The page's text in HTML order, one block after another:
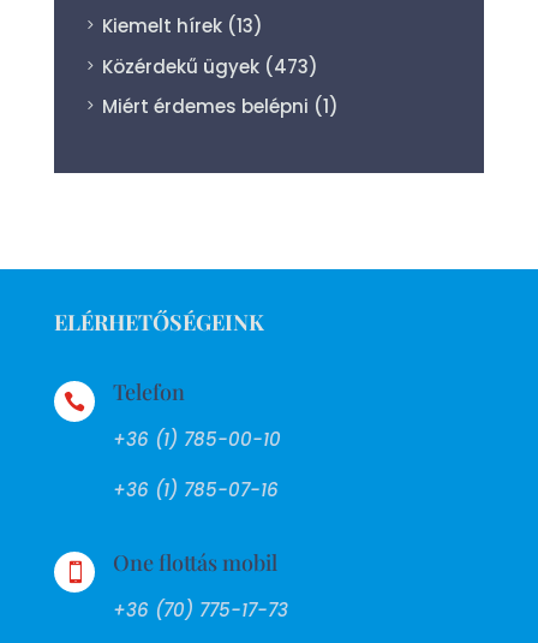
Kiemelt hírek (13)
Közérdekű ügyek (473)
Miért érdemes belépni (1)
ELÉRHETŐSÉGEINK
 Telefon
+36 (1) 785-00-10
+36 (1) 785-07-16
 One flottás mobil
+36 (70) 775-17-73